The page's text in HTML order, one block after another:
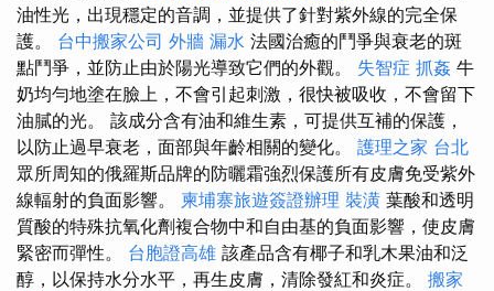
油性光，出現穩定的音調，並提供了針對紫外線的完全保
護。 台中搬家公司 外牆 漏水 法國治癒的鬥爭與衰老的斑
點鬥爭，並防止由於陽光導致它們的外觀。 失智症 抓姦 牛
奶均勻地塗在臉上，不會引起刺激，很快被吸收，不會留下
油膩的光。 該成分含有油和維生素，可提供互補的保護，
以防止過早衰老，面部與年齡相關的變化。 護理之家 台北
眾所周知的俄羅斯品牌的防曬霜強烈保護所有皮膚免受紫外
線輻射的負面影響。 柬埔寨旅遊簽證辦理 裝潢 葉酸和透明
質酸的特殊抗氧化劑複合物中和自由基的負面影響，使皮膚
緊密而彈性。 台胞證高雄 該產品含有椰子和乳木果油和泛
醇，以保持水分水平，再生皮膚，清除發紅和炎症。 搬家